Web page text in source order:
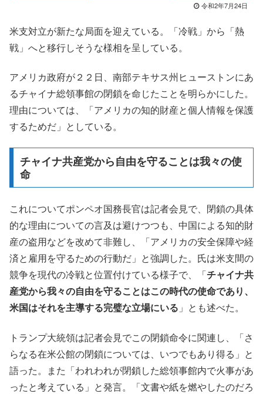
令和2年7月24日
米支対立が新たな局面を迎えている。「冷戦」から「熱
戦」へと移行しそうな様相を呈している。
アメリカ政府が２２日、南部テキサス州ヒューストンにあ
るチャイナ総領事館の閉鎖を命じたことを明らかにした。
理由については、「アメリカの知的財産と個人情報を保護
するためだ」としている。
チャイナ共産党から自由を守ることは我々の使
命
これについてポンペオ国務長官は記者会見で、閉鎖の具体
的な理由についての言及は避けつつも、中国による知的財
産の盗用などを改めて非難し、「アメリカの安全保障や経
済と雇用を守るための行動だ」と強調した。氏は米支間の
競争を現代の冷戦と位置付けている様子で、「チャイナ共
産党から我々の自由を守ることはこの時代の使命であり、
米国はそれを主導する完璧な立場にいる 」とも述べた。
トランプ大統領は記者会見でこの閉鎖命令に関連し、「さ
らなる在米公館の閉鎖については、いつでもあり得る」と
語った。また「われわれが閉鎖した総領事館内で火事があ
ったと考えている」と発言。「文書や紙を燃やしたのだろ